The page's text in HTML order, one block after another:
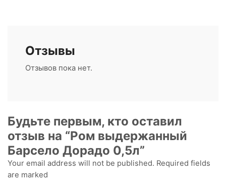
Отзывы
Отзывов пока нет.
Будьте первым, кто оставил
отзыв на “Ром выдержанный
Барсело Дорадо 0,5л”
Your email address will not be published. Required fields
are marked